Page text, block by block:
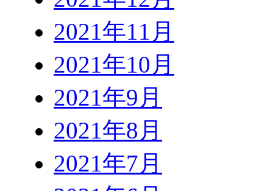
2021年11月
2021年10月
2021年9月
2021年8月
2021年7月